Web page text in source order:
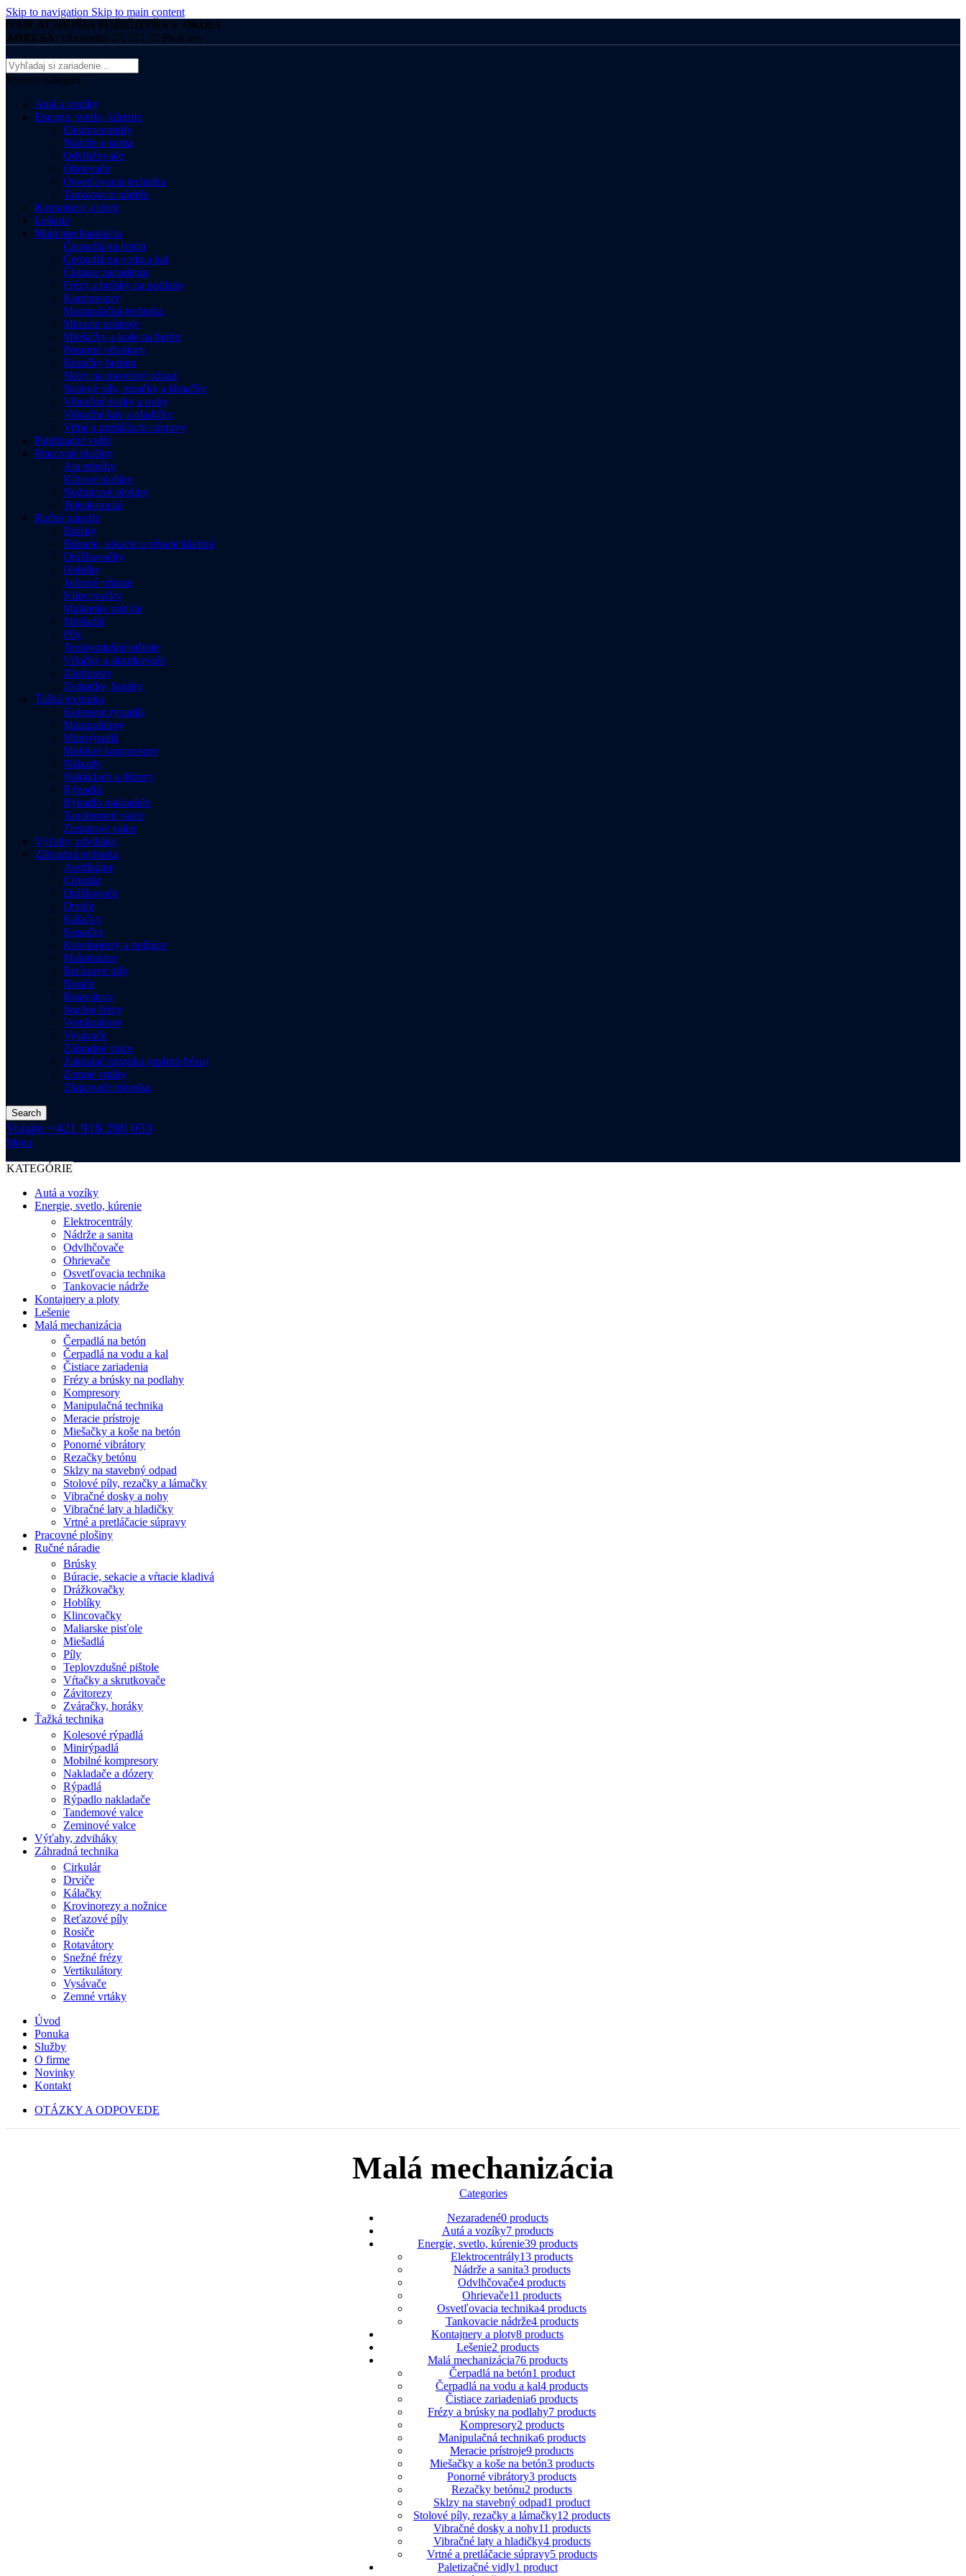
Skip to navigation Skip to main content
NAJLACNEJŠIA POŽIČOVŇA V OKOLÍ
ADRESA: Obchodná 27, 921 01 Piešťany
Vyber z kategórii
Autá a vozíky
Energie, svetlo, kúrenie
Elektrocentrály
Nádrže a sanita
Odvlhčovače
Ohrievače
Osvetľovacia technika
Tankovacie nádrže
Kontajnery a ploty
Lešenie
Malá mechanizácia
Čerpadlá na betón
Čerpadlá na vodu a kal
Čistiace zariadenia
Frézy a brúsky na podlahy
Kompresory
Manipulačná technika
Meracie prístroje
Miešačky a koše na betón
Ponorné vibrátory
Rezačky betónu
Sklzy na stavebný odpad
Stolové píly, rezačky a lámačky
Vibračné dosky a nohy
Vibračné laty a hladičky
Vrtné a pretláčacie súpravy
Paletizačné vidly
Pracovné plošiny
Alu rebríky
Kĺbové plošiny
Nožnicové plošiny
Teleskopické
Ručné náradie
Brúsky
Búracie, sekacie a vŕtacie kladivá
Drážkovačky
Hoblíky
Jadrové vŕtanie
Klincovačky
Maliarske pisťole
Miešadlá
Píly
Teplovzdušné pištole
Vŕtačky a skrutkovače
Závitorezy
Zváračky, horáky
Ťažká technika
Kolesové rýpadlá
Manipulátory
Minirýpadlá
Mobilné kompresory
Nájazdy
Nakladače a dózery
Rýpadlá
Rýpadlo nakladače
Tandemové valce
Zeminové valce
Výťahy, zdviháky
Záhradná technika
Aerifikátor
Cirkulár
Drážkovače
Drviče
Kálačky
Kosačky
Krovinorezy a nožnice
Malotraktor
Reťazové píly
Rosiče
Rotavátory
Snežné frézy
Vertikulátory
Vysávače
Záhradné valce
Zakladač trávnika (spätná fréza)
Zemné vrtáky
Zlupovače trávnika
Search
Volajte +421 918 288 033
Menu
KATEGÓRIE
Autá a vozíky
Energie, svetlo, kúrenie
Elektrocentrály
Nádrže a sanita
Odvlhčovače
Ohrievače
Osvetľovacia technika
Tankovacie nádrže
Kontajnery a ploty
Lešenie
Malá mechanizácia
Čerpadlá na betón
Čerpadlá na vodu a kal
Čistiace zariadenia
Frézy a brúsky na podlahy
Kompresory
Manipulačná technika
Meracie prístroje
Miešačky a koše na betón
Ponorné vibrátory
Rezačky betónu
Sklzy na stavebný odpad
Stolové píly, rezačky a lámačky
Vibračné dosky a nohy
Vibračné laty a hladičky
Vrtné a pretláčacie súpravy
Pracovné plošiny
Ručné náradie
Brúsky
Búracie, sekacie a vŕtacie kladivá
Drážkovačky
Hoblíky
Klincovačky
Maliarske pisťole
Miešadlá
Píly
Teplovzdušné pištole
Vŕtačky a skrutkovače
Závitorezy
Zváračky, horáky
Ťažká technika
Kolesové rýpadlá
Minirýpadlá
Mobilné kompresory
Nakladače a dózery
Rýpadlá
Rýpadlo nakladače
Tandemové valce
Zeminové valce
Výťahy, zdviháky
Záhradná technika
Cirkulár
Drviče
Kálačky
Krovinorezy a nožnice
Reťazové píly
Rosiče
Rotavátory
Snežné frézy
Vertikulátory
Vysávače
Zemné vrtáky
Úvod
Ponuka
Služby
O firme
Novinky
Kontakt
OTÁZKY A ODPOVEDE
Malá mechanizácia
Categories
Nezaradené0 products
Autá a vozíky7 products
Energie, svetlo, kúrenie39 products
Elektrocentrály13 products
Nádrže a sanita3 products
Odvlhčovače4 products
Ohrievače11 products
Osvetľovacia technika4 products
Tankovacie nádrže4 products
Kontajnery a ploty8 products
Lešenie2 products
Malá mechanizácia76 products
Čerpadlá na betón1 product
Čerpadlá na vodu a kal4 products
Čistiace zariadenia6 products
Frézy a brúsky na podlahy7 products
Kompresory2 products
Manipulačná technika6 products
Meracie prístroje9 products
Miešačky a koše na betón3 products
Ponorné vibrátory3 products
Rezačky betónu2 products
Sklzy na stavebný odpad1 product
Stolové píly, rezačky a lámačky12 products
Vibračné dosky a nohy11 products
Vibračné laty a hladičky4 products
Vrtné a pretláčacie súpravy5 products
Paletizačné vidly1 product